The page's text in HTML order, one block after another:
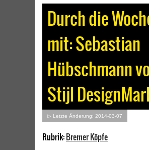
Durch die
mit: Sebastian
Hübschmann
Stijl
▷ Letzte Änderung: 2014-03-07
Rubrik:Bremer Köpfe